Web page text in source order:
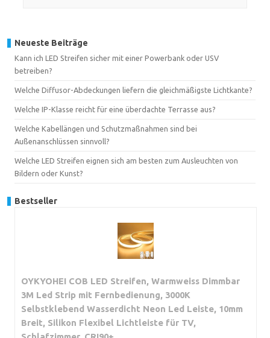
Neueste Beiträge
Kann ich LED Streifen sicher mit einer Powerbank oder USV
betreiben?
Welche Diffusor-Abdeckungen liefern die gleichmäßigste Lichtkante?
Welche IP-Klasse reicht für eine überdachte Terrasse aus?
Welche Kabellängen und Schutzmaßnahmen sind bei
Außenanschlüssen sinnvoll?
Welche LED Streifen eignen sich am besten zum Ausleuchten von
Bildern oder Kunst?
Bestseller
OYKYOHEI COB LED Streifen, Warmweiss Dimmbar
3M Led Strip mit Fernbedienung, 3000K
Selbstklebend Wasserdicht Neon Led Leiste, 10mm
Breit, Silikon Flexibel Lichtleiste für TV,